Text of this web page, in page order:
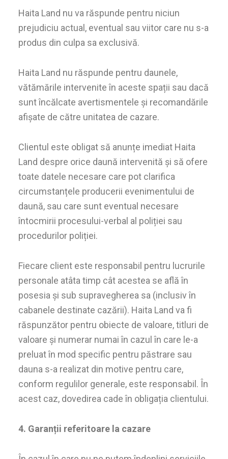
Haita Land nu va răspunde pentru niciun
prejudiciu actual, eventual sau viitor care nu s-a
produs din culpa sa exclusivă.
Haita Land nu răspunde pentru daunele,
vătămările intervenite în aceste spații sau dacă
sunt încălcate avertismentele și recomandările
afișate de către unitatea de cazare.
Clientul este obligat să anunțe imediat Haita
Land despre orice daună intervenită și să ofere
toate datele necesare care pot clarifica
circumstanțele producerii evenimentului de
daună, sau care sunt eventual necesare
întocmirii procesului-verbal al poliției sau
procedurilor poliției.
Fiecare client este responsabil pentru lucrurile
personale atâta timp cât acestea se află în
posesia și sub supravegherea sa (inclusiv în
cabanele destinate cazării). Haita Land va fi
răspunzător pentru obiecte de valoare, titluri de
valoare și numerar numai în cazul în care le-a
preluat în mod specific pentru păstrare sau
dauna s-a realizat din motive pentru care,
conform regulilor generale, este responsabil. În
acest caz, dovedirea cade în obligația clientului.
4. Garanții referitoare la cazare